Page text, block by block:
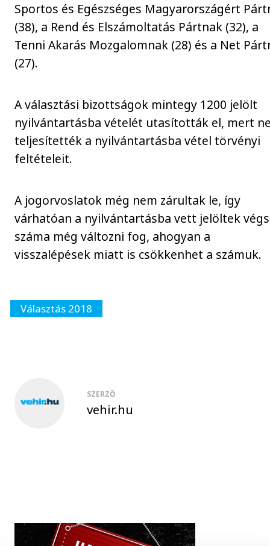
Sportos és Egészséges Magyarországért
(38), a Rend és Elszámoltatás Pártnak (32), a
Tenni Akarás Mozgalomnak (28) és a Net
(27).
A választási bizottságok mintegy 1200 jelölt
nyilvántartásba vételét utasították el, mert
teljesítették a nyilvántartásba vétel törvényi
feltételeit.
A jogorvoslatok még nem zárultak le, így
várhatóan a nyilvántartásba vett jelöltek
száma még változni fog, ahogyan a
visszalépések miatt is csökkenhet a számuk.
Választás 2018
SZERZŐ
vehir.hu